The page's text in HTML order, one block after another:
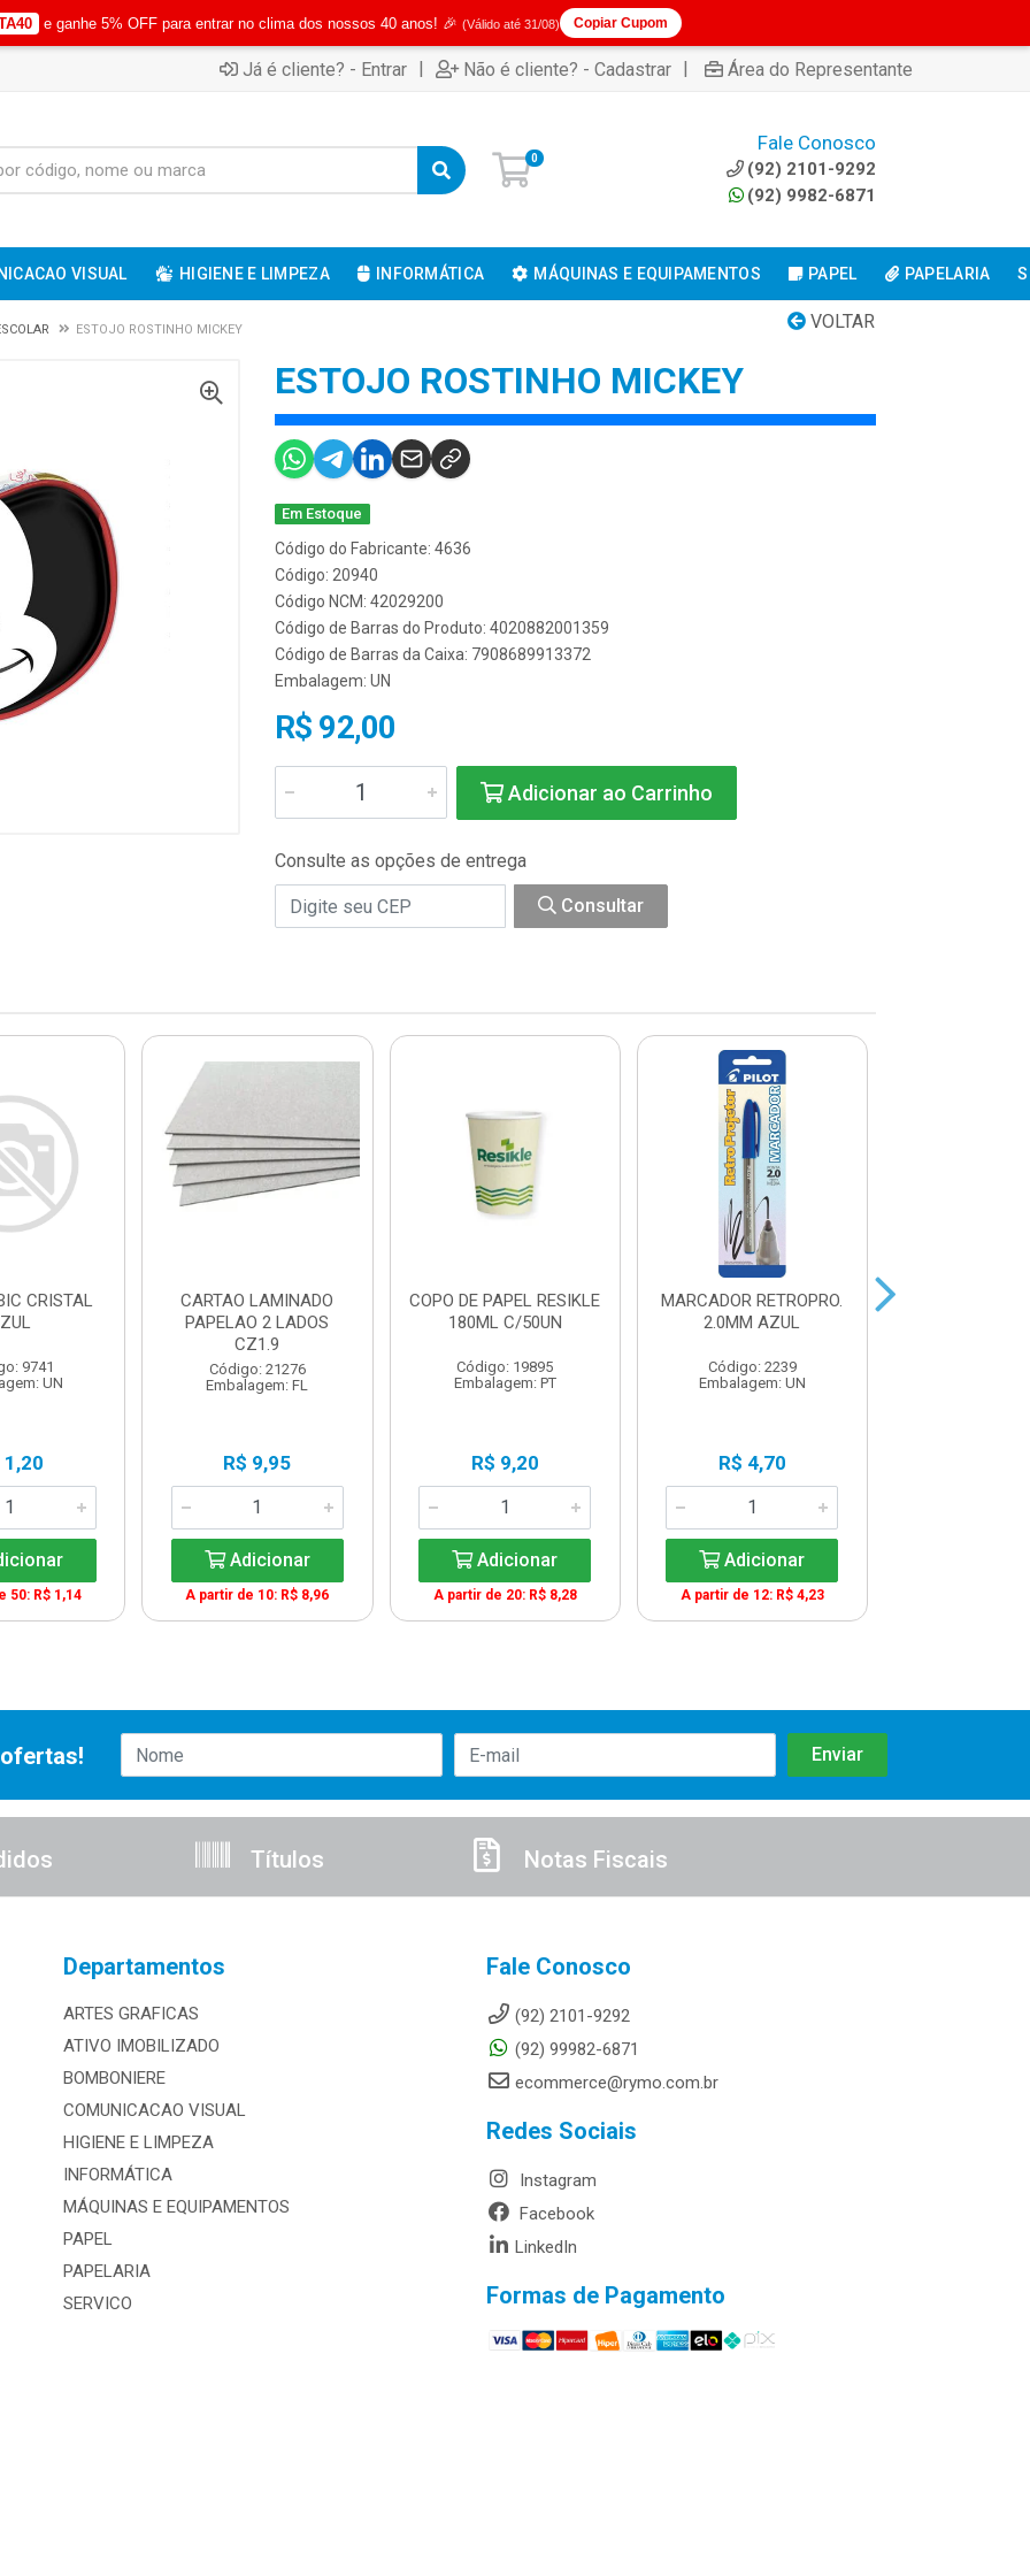
Já é cliente? - Entrar | Não é cliente? - Cadastrar | Área do Representante
0
Fale Conosco
(92) 2101-9292
(92) 9982-6871
VISUAL HIGIENE E LIMPEZA INFORMÁTICA MÁQUINAS E EQUIPAMENTOS PAPEL PAPELARIA
VOLTAR
ESTOJO ROSTINHO MICKEY
ESTOJO ROSTINHO MICKEY
Em Estoque
Código do Fabricante: 4636
Código: 20940
Código NCM: 42029200
Código de Barras do Produto: 4020882001359
Código de Barras da Caixa: 7908689913372
Embalagem: UN
R$ 92,00
Adicionar ao Carrinho
Consulte as opções de entrega
Consultar
CRISTAL
9741
UN
1,20
50: R$ 1,14
CARTAO LAMINADO
PAPELAO 2 LADOS
CZ1.9
Código: 21276
Embalagem: FL
R$ 9,95
Adicionar
A partir de 10: R$ 8,96
COPO DE PAPEL RESIKLE
180ML C/50UN
Código: 19895
Embalagem: PT
R$ 9,20
Adicionar
A partir de 20: R$ 8,28
MARCADOR RETROPRO.
2.0MM AZUL
Código: 2239
Embalagem: UN
R$ 4,70
Adicionar
A partir de 12: R$ 4,23
Títulos Notas Fiscais
Departamentos
ARTES GRAFICAS
ATIVO IMOBILIZADO
BOMBONIERE
COMUNICACAO VISUAL
HIGIENE E LIMPEZA
INFORMÁTICA
MÁQUINAS E EQUIPAMENTOS
PAPEL
PAPELARIA
SERVICO
Fale Conosco
(92) 2101-9292
(92) 99982-6871
ecommerce@rymo.com.br
Redes Sociais
Instagram
Facebook
LinkedIn
Formas de Pagamento
e ganhe 5% OFF para entrar no clima dos nossos 40 anos! 🎉 (Válido até 31/08) Copiar Cupom